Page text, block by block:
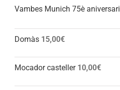
Vambes Munich 75è aniversari
Domàs 15,00€
Mocador casteller 10,00€